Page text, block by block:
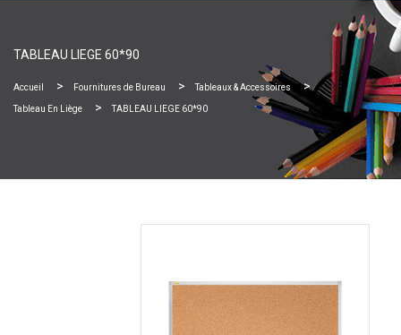
TABLEAU LIEGE 60*90
Accueil Fournitures de Bureau Tableaux & Accessoires
Tableau En Liège TABLEAU LIEGE 60*90